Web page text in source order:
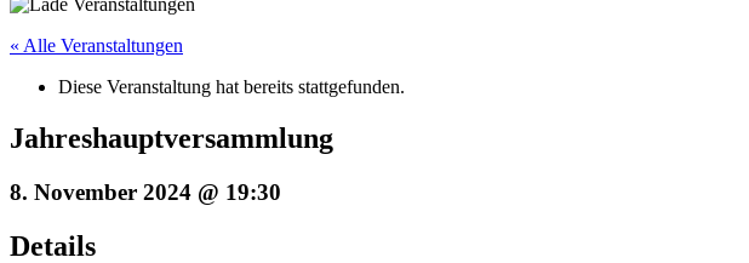
« Alle Veranstaltungen
Diese Veranstaltung hat bereits stattgefunden.
Jahreshauptversammlung
8. November 2024 @ 19:30
Details